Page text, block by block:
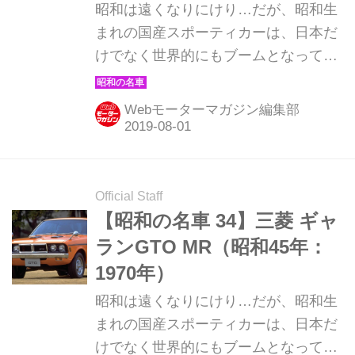
昭和は遠くなりにけり…だが、昭和生
まれの国産スポーティカーは、日本だ
けでなく世界的にもブームとなってい
る。そんな昭和の名車たちを時系列で
紹介していこう。今回は、昭和48年発
売の三菱 ギャランGTO 2000GSRだ。
Webモーターマガジン編集部
Official Staff
【昭和の名車 34】三菱 ギャ
ランGTO MR（昭和45年：
1970年）
昭和は遠くなりにけり…だが、昭和生
まれの国産スポーティカーは、日本だ
けでなく世界的にもブームとなってい